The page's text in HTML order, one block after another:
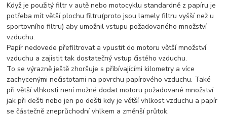
Když je použitý filtr v autě nebo motocyklu standardně z papíru je
potřeba mít větší plochu filtru(proto jsou lamely filtru vyšší než u
sportovního filtru) aby umožnil vstupu požadovaného množství
vzduchu.
Papír nedovede přefiltrovat a vpustit do motoru větší množství
vzduchu a zajistit tak dostatečný vstup čistého vzduchu.
To se výrazně ještě zhoršuje s přibívajícími kilometry a více
zachycenými nečistotami na povrchu papírového vzduchu. Také
při větší vlhkosti není možné dodat motoru požadované množství
jak při dešti nebo jen po dešti kdy je větší vhlkost vzduchu a papír
se částečně zneprůchodní vhlkem a změnší průtok.